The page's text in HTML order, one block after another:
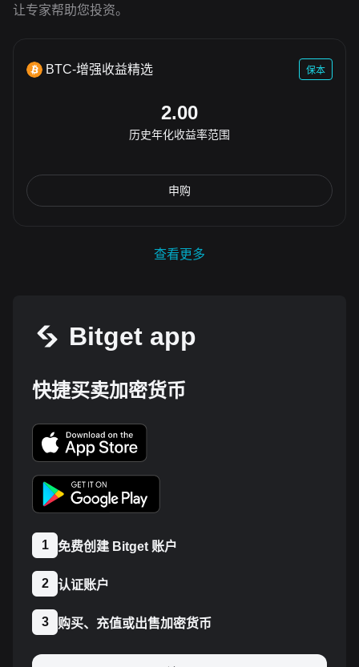
让专家帮助您投资。
BTC-增强收益精选 保本
2.00
历史年化收益率范围
申购
查看更多
Bitget app
快捷买卖加密货币
1 免费创建 Bitget 账户
2 认证账户
3 购买、充值或出售加密货币